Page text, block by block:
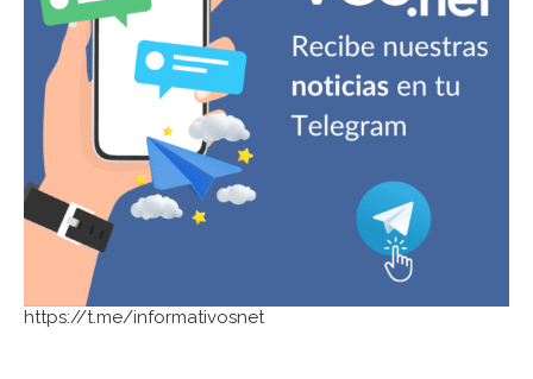
https://t.me/informativosnet